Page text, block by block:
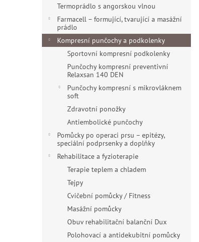
n
e
Termoprádlo s angorskou vlnou
Farmacell – formující, tvarující a masážní
prádlo
Kompresní punčochy a podkolenky
Sportovní kompresní podkolenky
Punčochy kompresní preventivní
Relaxsan 140 DEN
Punčochy kompresní s mikrovláknem
soft
Zdravotní ponožky
Antiembolické punčochy
Pomůcky po operaci prsu – epitézy,
speciální podprsenky a doplňky
Rehabilitace a fyzioterapie
Terapie teplem a chladem
Tejpy
Cvičební pomůcky / Fitness
Masážní pomůcky
Obuv rehabilitační balanční Dux
Polohovací a antidekubitní pomůcky